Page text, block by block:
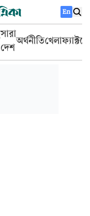
En
সারা
দেশ
অর্থনীতিখেলা